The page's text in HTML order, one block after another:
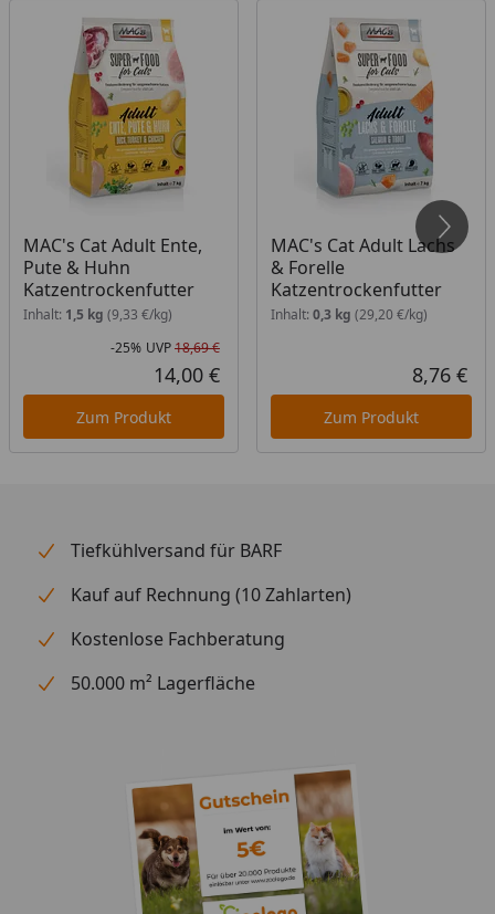
bei Raumtemperatur lagern.
Fütterungsempfehlung
2kg 20-31g; 3kg 31-41g; 4kg 41-46g; 5kg 46-53g; 6kg
53-60g; 7kg 60-67g; 8kg 67-79g
MAC's Cat Adult Ente,
Pute & Huhn
Katzentrockenfutter
Inhalt: 1,5 kg (9,33 €/kg)
Rabatt in Prozent
-25%
Ursprünglicher Preis
UVP18,69 €
Aktueller Preis
14,00 €
Zum Produkt
MAC's Cat Adult Lachs
& Forelle
Katzentrockenfutter
Inhalt: 0,3 kg (29,20 €/kg)
8,76 €
Zum Produkt
Tiefkühlversand für BARF
Kauf auf Rechnung (10 Zahlarten)
Kostenlose Fachberatung
50.000 m² Lagerfläche